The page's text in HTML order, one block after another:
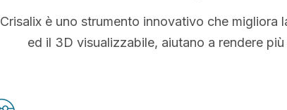
Crisalix è uno strumento innovativo che
ed il 3D visualizzabile, aiutano a rendere